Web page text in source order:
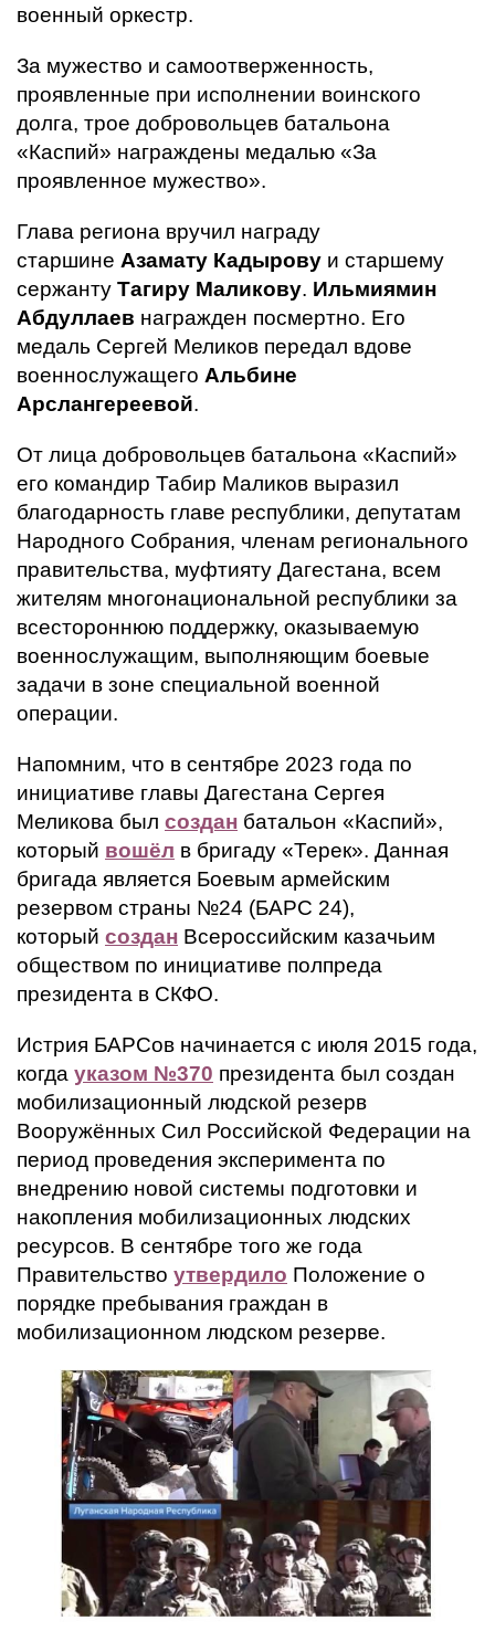
военный оркестр.
За мужество и самоотверженность,
проявленные при исполнении воинского
долга, трое добровольцев батальона
«Каспий» награждены медалью «За
проявленное мужество».
Глава региона вручил награду
старшине Азамату Кадырову и старшему
сержанту Тагиру Маликову. Ильмиямин
Абдуллаев награжден посмертно. Его
медаль Сергей Меликов передал вдове
военнослужащего Альбине
Арслангереевой.
От лица добровольцев батальона «Каспий»
его командир Табир Маликов выразил
благодарность главе республики, депутатам
Народного Собрания, членам регионального
правительства, муфтияту Дагестана, всем
жителям многонациональной республики за
всестороннюю поддержку, оказываемую
военнослужащим, выполняющим боевые
задачи в зоне специальной военной
операции.
Напомним, что в сентябре 2023 года по
инициативе главы Дагестана Сергея
Меликова был создан батальон «Каспий»,
который вошёл в бригаду «Терек». Данная
бригада является Боевым армейским
резервом страны №24 (БАРС 24),
который создан Всероссийским казачьим
обществом по инициативе полпреда
президента в СКФО.
Истрия БАРСов начинается с июля 2015 года,
когда указом №370 президента был создан
мобилизационный людской резерв
Вооружённых Сил Российской Федерации на
период проведения эксперимента по
внедрению новой системы подготовки и
накопления мобилизационных людских
ресурсов. В сентябре того же года
Правительство утвердило Положение о
порядке пребывания граждан в
мобилизационном людском резерве.